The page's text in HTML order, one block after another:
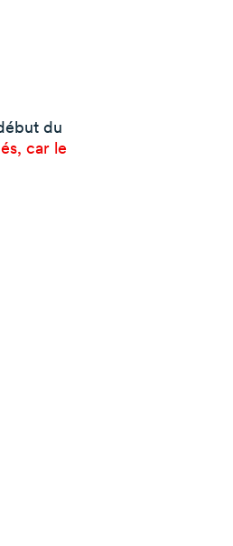
du
car le